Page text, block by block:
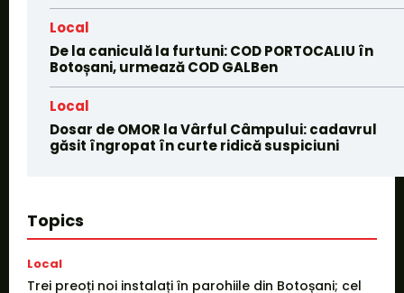
Local
De la caniculă la furtuni: COD PORTOCALIU în
Botoșani, urmează COD GALBen
Local
Dosar de OMOR la Vârful Câmpului: cadavrul
găsit îngropat în curte ridică suspiciuni
Topics
Local
Trei preoți noi instalați în parohiile din Botoșani; cel